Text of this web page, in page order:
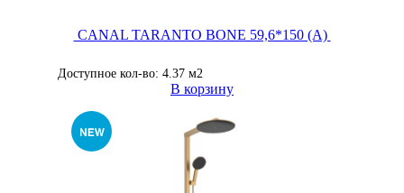
CANAL TARANTO BONE 59,6*150 (A)
Доступное кол-во: 4.37 м2
В корзину